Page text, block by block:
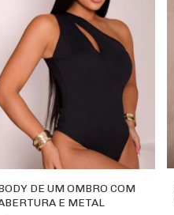
DE UM OMBRO COM
E METAL